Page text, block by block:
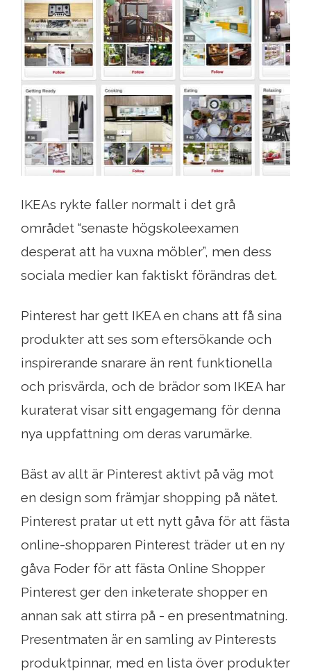
IKEAs rykte faller normalt i det grå
området “senaste högskoleexamen
desperat att ha vuxna möbler”, men dess
sociala medier kan faktiskt förändras det.
Pinterest har gett IKEA en chans att få sina
produkter att ses som eftersökande och
inspirerande snarare än rent funktionella
och prisvärda, och de brädor som IKEA har
kuraterat visar sitt engagemang för denna
nya uppfattning om deras varumärke.
Bäst av allt är Pinterest aktivt på väg mot
en design som främjar shopping på nätet.
Pinterest pratar ut ett nytt gåva för att fästa
online-shopparen Pinterest träder ut en ny
gåva Foder för att fästa Online Shopper
Pinterest ger den inketerate shopper en
annan sak att stirra på - en presentmatning.
Presentmaten är en samling av Pinterests
produktpinnar, med en lista över produkter